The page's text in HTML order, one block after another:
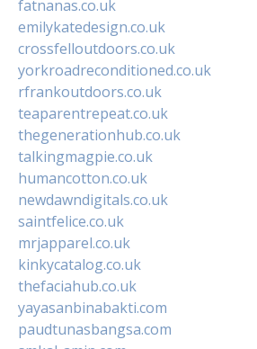
fatnanas.co.uk
emilykatedesign.co.uk
crossfelloutdoors.co.uk
yorkroadreconditioned.co.uk
rfrankoutdoors.co.uk
teaparentrepeat.co.uk
thegenerationhub.co.uk
talkingmagpie.co.uk
humancotton.co.uk
newdawndigitals.co.uk
saintfelice.co.uk
mrjapparel.co.uk
kinkycatalog.co.uk
thefaciahub.co.uk
yayasanbinabakti.com
paudtunasbangsa.com